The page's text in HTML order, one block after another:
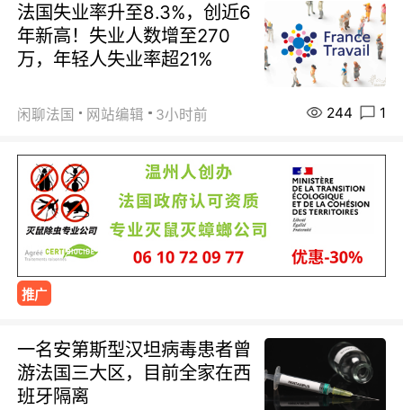
法国失业率升至8.3%，创近6
年新高！失业人数增至270
万，年轻人失业率超21%
闲聊法国 网站编辑 3小时前 244 1
推广
一名安第斯型汉坦病毒患者曾
游法国三大区，目前全家在西
班牙隔离